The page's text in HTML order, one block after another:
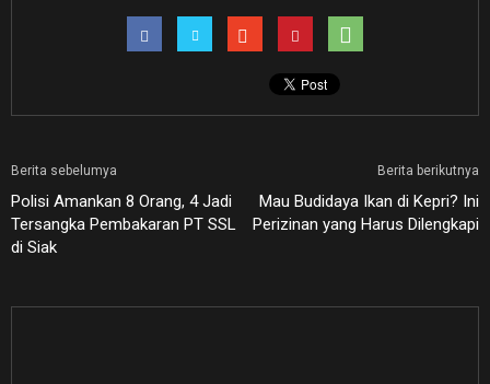
Berita sebelumya
Polisi Amankan 8 Orang, 4 Jadi
Tersangka Pembakaran PT SSL
di Siak
Berita berikutnya
Mau Budidaya Ikan di Kepri? Ini
Perizinan yang Harus Dilengkapi